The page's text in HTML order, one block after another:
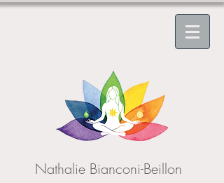
Nathalie Bianconi-Beillon